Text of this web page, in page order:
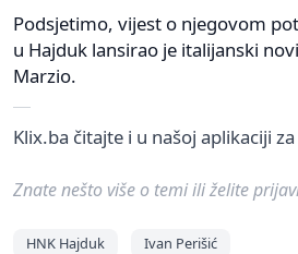
Podsjetimo, vijest o njegovom
u Hajduk lansirao je italijanski
Marzio.
Klix.ba čitajte i u našoj aplikaciji za
Znate nešto više o temi ili želite
HNK Hajduk Ivan Perišić